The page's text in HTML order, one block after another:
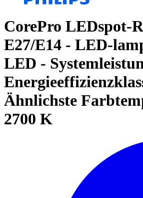
CorePro LEDspot-
E27/E14 - LED-
LED -
Ähnlichste
2700 K